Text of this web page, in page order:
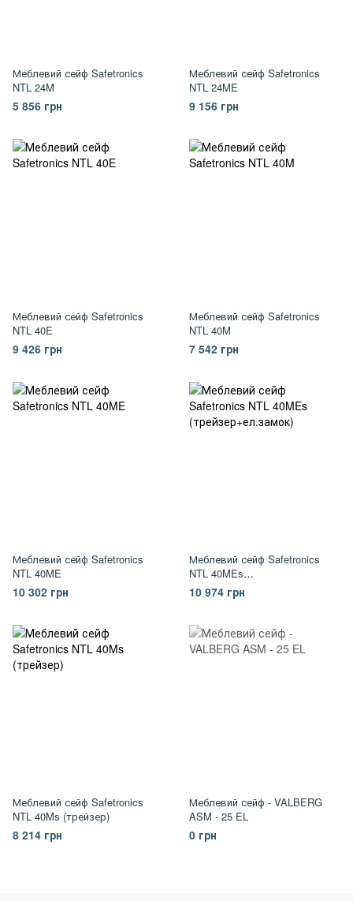
Меблевий сейф Safetronics
NTL 24M
5 856 грн
Меблевий сейф Safetronics
NTL 24ME
9 156 грн
Меблевий сейф Safetronics
NTL 40E
9 426 грн
Меблевий сейф Safetronics
NTL 40M
7 542 грн
Меблевий сейф Safetronics
NTL 40ME
10 302 грн
Меблевий сейф Safetronics
NTL 40MEs
(трейзер+ел.замок)
10 974 грн
Меблевий сейф Safetronics
NTL 40Ms (трейзер)
8 214 грн
Меблевий сейф - VALBERG
ASM - 25 EL
0 грн